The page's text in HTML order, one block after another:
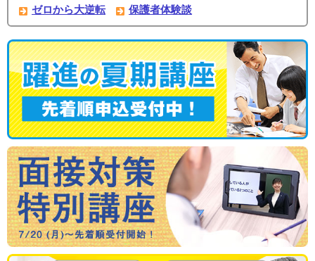
ゼロから大逆転
保護者体験談